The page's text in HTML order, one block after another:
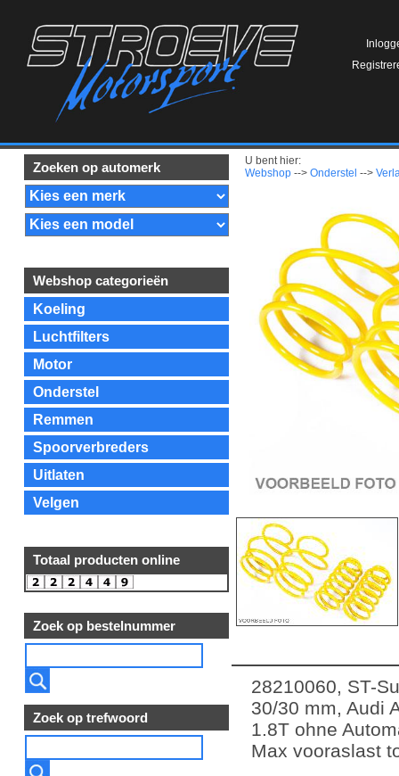
Zoeken op automerk
Webshop categorieën
Koeling
Luchtfilters
Motor
Onderstel
Remmen
Spoorverbreders
Uitlaten
Velgen
Totaal producten online
Zoek op bestelnummer
Zoek op trefwoord
U bent hier:
Webshop --> Onderstel -->
28210060, ST-
30/30 mm, Audi
1.8T ohne
Max vooraslast